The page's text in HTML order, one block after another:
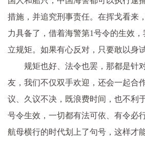
措施，并追究刑事责任。在挥戈看来
力具备了，借着海警第1号令的生效
立规矩。如果有心反对，只要敢以身
规矩也好、法令也罢，那都是针
友，我们不仅双手欢迎，还会一起合
议、久议不决，既浪费时间，也不利
号令生效，一切都有法可依、有令必
航母横行的时代划上了句号，这样才